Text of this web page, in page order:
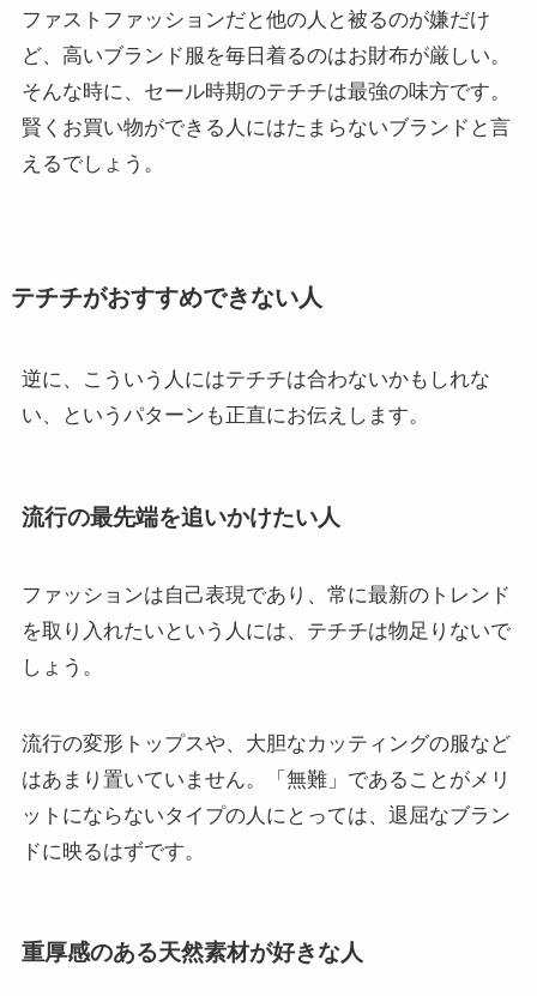
ファストファッションだと他の人と被るのが嫌だけ
ど、高いブランド服を毎日着るのはお財布が厳しい。
そんな時に、セール時期のテチチは最強の味方です。
賢くお買い物ができる人にはたまらないブランドと言
えるでしょう。
テチチがおすすめできない人
逆に、こういう人にはテチチは合わないかもしれな
い、というパターンも正直にお伝えします。
流行の最先端を追いかけたい人
ファッションは自己表現であり、常に最新のトレンド
を取り入れたいという人には、テチチは物足りないで
しょう。
流行の変形トップスや、大胆なカッティングの服など
はあまり置いていません。「無難」であることがメリ
ットにならないタイプの人にとっては、退屈なブラン
ドに映るはずです。
重厚感のある天然素材が好きな人